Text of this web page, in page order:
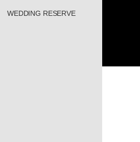
WEDDING RESERVE